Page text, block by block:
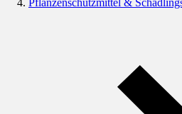
Pflanzenschutzmittel &